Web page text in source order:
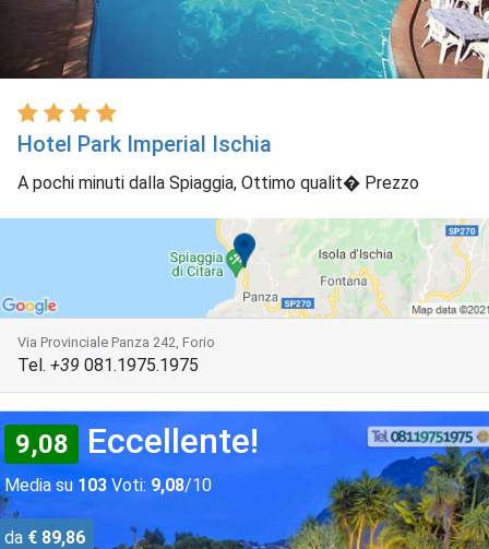
Hotel Park Imperial Ischia
A pochi minuti dalla Spiaggia, Ottimo qualit� Prezzo
Via Provinciale Panza 242, Forio
Tel. +39 081.1975.1975
9,08 Eccellente!
Media su 103 Voti: 9,08/10
da € 89,86